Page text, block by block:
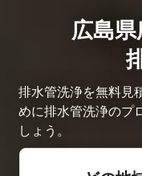
広島
排水管洗浄を無料見
めに排水管洗浄のプ
しょう。